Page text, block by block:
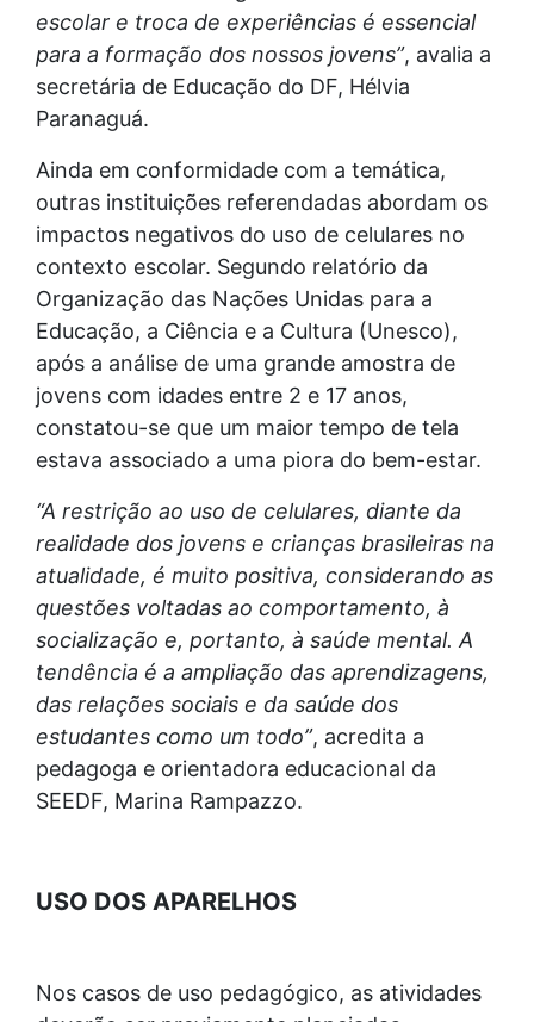
escolar e troca de experiências é essencial
para a formação dos nossos jovens”, avalia a
secretária de Educação do DF, Hélvia
Paranaguá.
Ainda em conformidade com a temática,
outras instituições referendadas abordam os
impactos negativos do uso de celulares no
contexto escolar. Segundo relatório da
Organização das Nações Unidas para a
Educação, a Ciência e a Cultura (Unesco),
após a análise de uma grande amostra de
jovens com idades entre 2 e 17 anos,
constatou-se que um maior tempo de tela
estava associado a uma piora do bem-estar.
“A restrição ao uso de celulares, diante da
realidade dos jovens e crianças brasileiras na
atualidade, é muito positiva, considerando as
questões voltadas ao comportamento, à
socialização e, portanto, à saúde mental. A
tendência é a ampliação das aprendizagens,
das relações sociais e da saúde dos
estudantes como um todo”, acredita a
pedagoga e orientadora educacional da
SEEDF, Marina Rampazzo.
USO DOS APARELHOS
Nos casos de uso pedagógico, as atividades